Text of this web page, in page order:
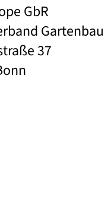
GbR
Gartenbau
37